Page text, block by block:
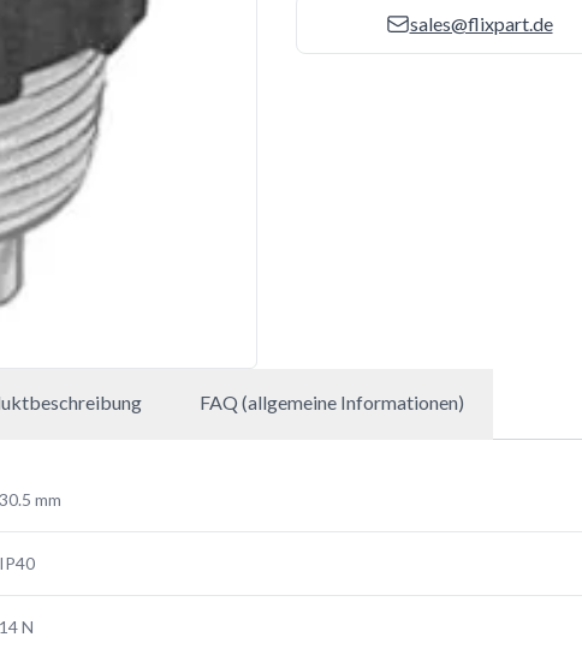
sales@flixpart.de
FAQ (allgemeine Informationen)
30.5 mm
IP40
14 N